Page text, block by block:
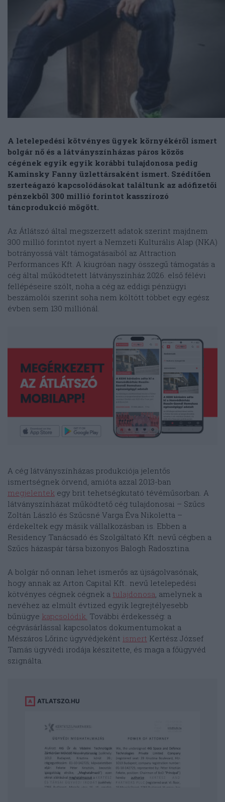
A letelepedési kötvényes ügyek környékéről ismert
bolgár nő és a látványszínházas páros közös
cégének egyik egyik korábbi tulajdonosa pedig
Kaminsky Fanny üzlettársaként ismert. Szédítően
szerteágazó kapcsolódásokat találtunk az adófizetői
pénzekből 300 millió forintot kasszírozó
táncprodukció mögött.
Az Átlátszó által megszerzett adatok szerint majdnem
300 millió forintot nyert a Nemzeti Kulturális Alap (NKA)
botrányossá vált támogatásaiból az Attraction
Performances Kft. A kiugróan nagy összegű támogatás a
cég által működtetett látványszínház 2026. első félévi
fellépéseire szólt, noha a cég az eddigi pénzügyi
beszámolói szerint soha nem költött többet egy egész
évben sem 130 milliónál.
A cég látványszínházas produkciója jelentős
ismertségnek örvend, amióta azzal 2013-ban
megjelentek egy brit tehetségkutató tévéműsorban. A
látványszínházat működtető cég tulajdonosai – Szűcs
Zoltán László és Szűcsné Varga Éva Nikoletta –
érdekeltek egy másik vállalkozásban is. Ebben a
Residency Tanácsadó és Szolgáltató Kft. nevű cégben a
Szűcs házaspár társa bizonyos Balogh Radosztina.
A bolgár nő onnan lehet ismerős az újságolvasónak,
hogy annak az Arton Capital Kft.. nevű letelepedési
kötvényes cégnek cégnek a tulajdonosa, amelynek a
nevéhez az elmúlt évtized egyik legrejtélyesebb
bűnügye kapcsolódik. További érdekesség: a
cégvásárlással kapcsolatos dokumentumokat a
Mészáros Lőrinc ügyvédjeként ismert Kertész József
Tamás ügyvédi irodája készítette, és maga a főügyvéd
szignálta.